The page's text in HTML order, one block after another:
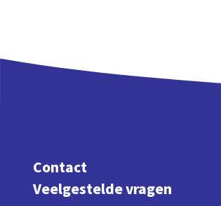
Contact
Veelgestelde vragen